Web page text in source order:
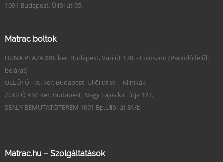
1091 Budapest, Üllői út 95.
Matrac boltok
DUNA PLAZA XIII. ker. Budapest, Váci út 178. - Földszint (Parkoló felőli
bejárat)
ÜLLŐI ÚT IX. ker. Budapest, Üllői út 81. - Klinikák
ZUGLÓ XIV. ker. Budapest, Nagy Lajos kir. útja 127.
SEALY BEMUTATÓTEREM 1091 Bp.Üllői út 81/b
Matrac.hu – Szolgáltatások